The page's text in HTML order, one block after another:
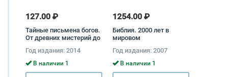
127.00 ₽
Тайные письмена богов.
От древних мистерий до
Парнов
Год издания: 2014
В наличии 1
1254.00 ₽
Библия. 2000 лет в
мировом
искусстве Автор не
указан
Год издания: 2007
В наличии 1